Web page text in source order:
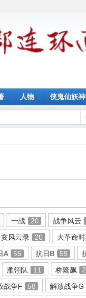
人物 侠鬼仙妖神
一战 20
战争风云
风云录 20
大革命
A 56 抗日B 59
雁翎队 11 桥隆飙
战争F 58
解放战争G